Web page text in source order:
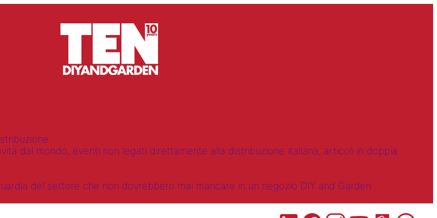
dal mondo, eventi non legati direttamente alla distribuzione italiana, articoli in doppia
del settore che non dovrebbero mai mancare in un negozio DIY and Garden